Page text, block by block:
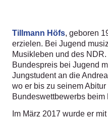
Tillmann Höfs, geboren
erzielen. Bei Jugend
Musikleben und des
Bundespreis bei Jugend
Jungstudent an die
wo er bis zu seinem
Bundeswettbewerbs beim
Im März 2017 wurde er